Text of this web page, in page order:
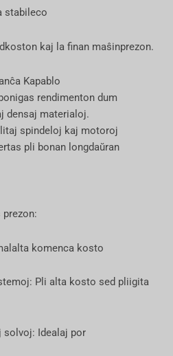
stabileco
kaj la finan maŝinprezon.
Kapablo
rendimenton dum
densaj materialoj.
spindeloj kaj motoroj
pli bonan longdaŭran
komenca kosto
Pli alta kosto sed pliigita
solvoj: Idealaj por